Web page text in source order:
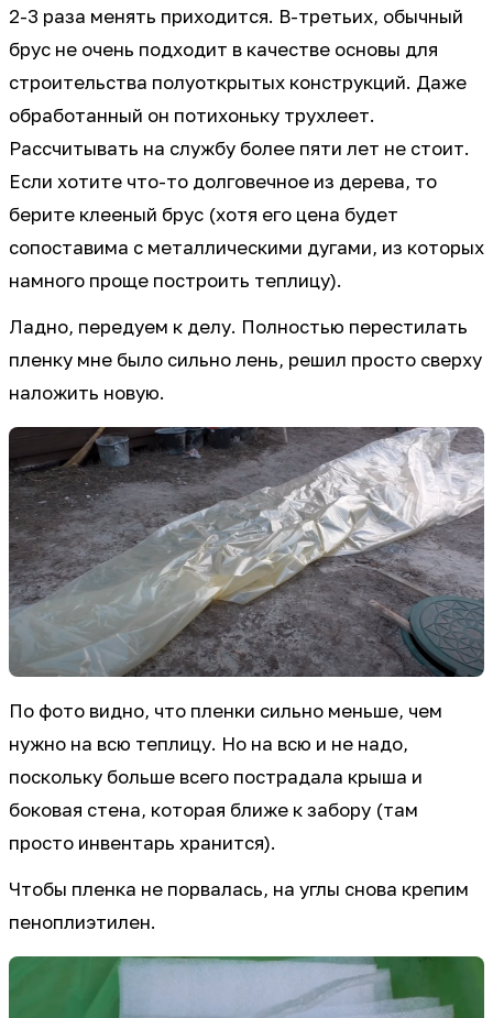
2-3 раза менять приходится. В-третьих, обычный
брус не очень подходит в качестве основы для
строительства полуоткрытых конструкций. Даже
обработанный он потихоньку трухлеет.
Рассчитывать на службу более пяти лет не стоит.
Если хотите что-то долговечное из дерева, то
берите клееный брус (хотя его цена будет
сопоставима с металлическими дугами, из которых
намного проще построить теплицу).
Ладно, передуем к делу. Полностью перестилать
пленку мне было сильно лень, решил просто сверху
наложить новую.
По фото видно, что пленки сильно меньше, чем
нужно на всю теплицу. Но на всю и не надо,
поскольку больше всего пострадала крыша и
боковая стена, которая ближе к забору (там
просто инвентарь хранится).
Чтобы пленка не порвалась, на углы снова крепим
пеноплиэтилен.